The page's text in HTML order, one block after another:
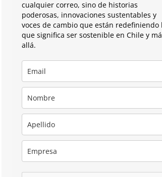
cualquier correo, sino de historias
poderosas, innovaciones sustentables y
voces de cambio que están redefiniendo
que significa ser sostenible en Chile y
allá.